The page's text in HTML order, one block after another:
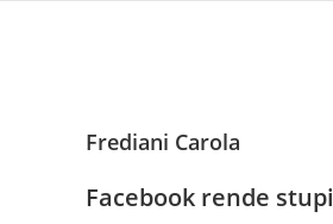
Frediani Carola
Facebook rende